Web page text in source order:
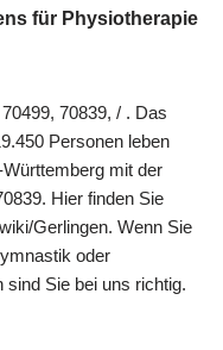
für Physiotherapie
70839, / . Das
Personen leben
mit der
Hier finden Sie
Gerlingen. Wenn Sie
oder
sind Sie bei uns richtig.